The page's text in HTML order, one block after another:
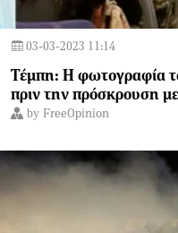
03-03-2023 11:14
Τέμπη: Η φωτογραφία
πριν την πρόσκρουση
by FreeOpinion